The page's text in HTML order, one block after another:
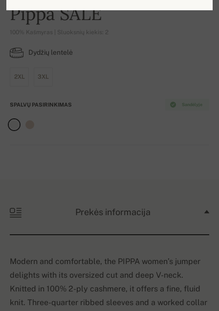
Pippa SALE
100% Kašmyras | Sluoksnių kiekis: 2
Dydžių lentelė
2XL 3XL
Sandėlyje
SPALVŲ PASIRINKIMAS
Prekės informacija
Modern and comfortable, the PIPPA women’s jumper
delights with its oversized cut and deep V-neck.
Knitted in 100% 2-ply cashmere, it offers a fine, fluid
knit. Three-quarter ribbed sleeves and a worked collar